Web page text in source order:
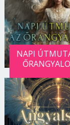
NAPI